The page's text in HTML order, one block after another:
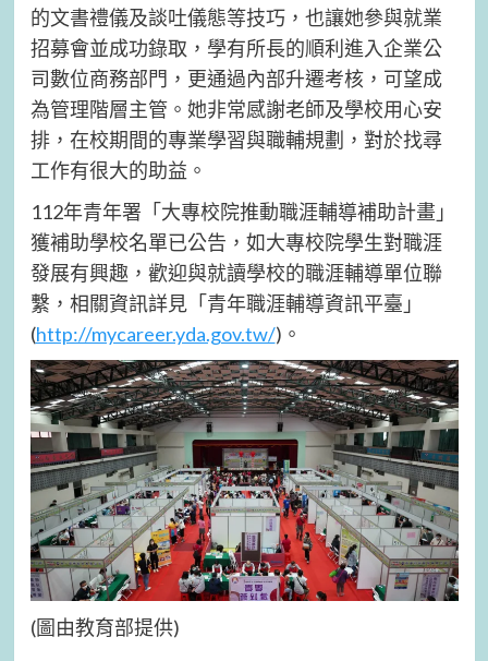
的文書禮儀及談吐儀態等技巧，也讓她參與就業
招募會並成功錄取，學有所長的順利進入企業公
司數位商務部門，更通過內部升遷考核，可望成
為管理階層主管。她非常感謝老師及學校用心安
排，在校期間的專業學習與職輔規劃，對於找尋
工作有很大的助益。
112年青年署「大專校院推動職涯輔導補助計畫」
獲補助學校名單已公告，如大專校院學生對職涯
發展有興趣，歡迎與就讀學校的職涯輔導單位聯
繫，相關資訊詳見「青年職涯輔導資訊平臺」
(http://mycareer.yda.gov.tw/)。
(圖由教育部提供)